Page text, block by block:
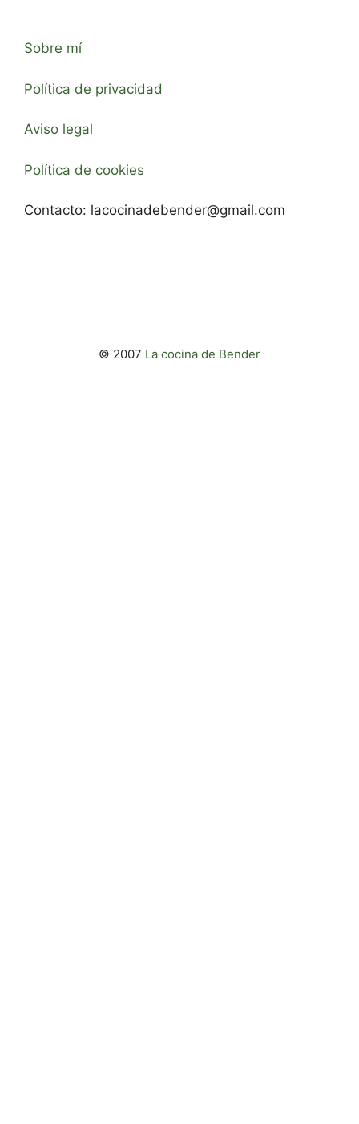
Sobre mí
Política de privacidad
Aviso legal
Política de cookies
Contacto: lacocinadebender@gmail.com
© 2007 La cocina de Bender